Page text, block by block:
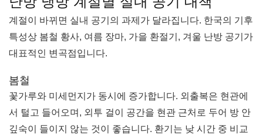
계절이 바뀌면 실내 공기의 과제가 달라집니다. 한국의 기후
특성상 봄철 황사, 여름 장마, 가을 환절기, 겨울 난방 공기가
대표적인 변곡점입니다.
봄철
꽃가루와 미세먼지가 동시에 증가합니다. 외출복은 현관에
서 털고 들어오며, 외투 걸이 공간을 현관 근처로 두어 방 안
깊숙이 들이지 않는 것이 좋습니다. 환기는 낮 시간 중 비교